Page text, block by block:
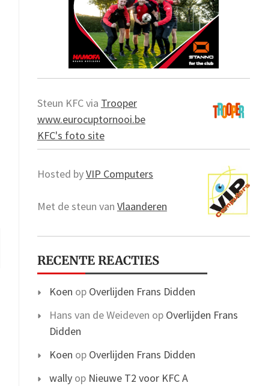
Steun KFC via Trooper
www.eurocuptornooi.be
KFC's foto site
Hosted byVIP Computers
Met de steun van Vlaanderen
RECENTE REACTIES
Koen op Overlijden Frans Didden
Hans van de Weideven op Overlijden Frans
Didden
Koen op Overlijden Frans Didden
wallyop Nieuwe T2 voor KFC A